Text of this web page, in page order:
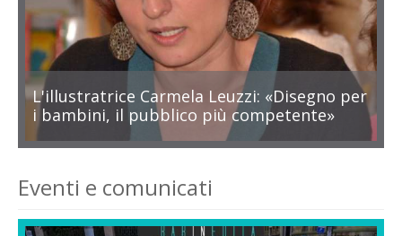
L'illustratrice Carmela Leuzzi: «Disegno per
i bambini, il pubblico più competente»
Eventi e comunicati